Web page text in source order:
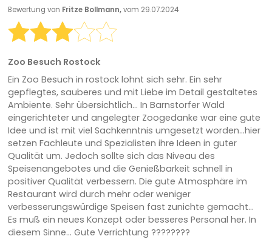
Bewertung von Fritze Bollmann,vom 29.07.2024
Zoo Besuch Rostock
Ein Zoo Besuch in rostock lohnt sich sehr. Ein sehr
gepflegtes, sauberes und mit Liebe im Detail gestaltetes
Ambiente. Sehr übersichtlich... In Barnstorfer Wald
eingerichteter und angelegter Zoogedanke war eine gute
Idee und ist mit viel Sachkenntnis umgesetzt worden...hier
setzen Fachleute und Spezialisten ihre Ideen in guter
Qualität um. Jedoch sollte sich das Niveau des
Speisenangebotes und die Genießbarkeit schnell in
positiver Qualität verbessern. Die gute Atmosphäre im
Restaurant wird durch mehr oder weniger
verbesserungswürdige Speisen fast zunichte gemacht...
Es muß ein neues Konzept oder besseres Personal her. In
diesem Sinne... Gute Verrichtung ????????